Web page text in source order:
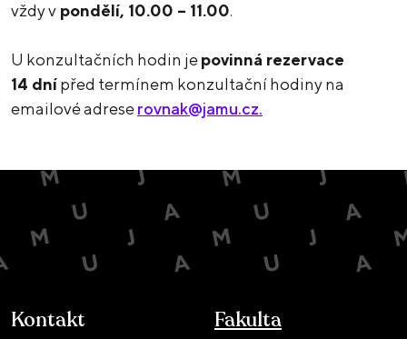
vždy v pondělí, 10.00 – 11.00.
U konzultačních hodin jepovinná rezervace
14 dnípřed termínem konzultační hodiny na
emailové adreserovnak@jamu.cz.
Kontakt Fakulta